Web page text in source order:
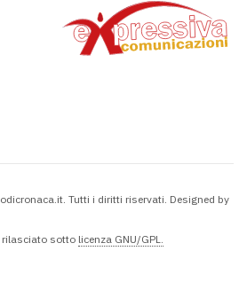
Tutti i diritti riservati. Designed by
rilasciato sotto licenza GNU/GPL.